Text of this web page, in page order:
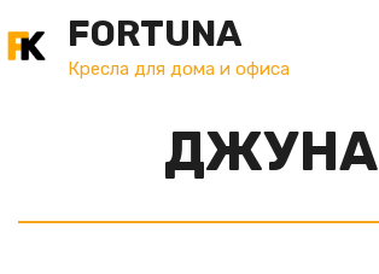
FORTUNA
Кресла для дома и офиса
ДЖУНА